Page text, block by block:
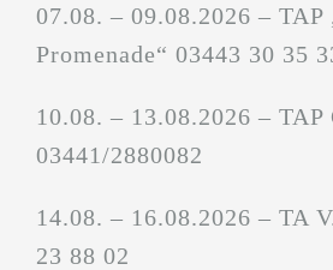
07.08. – 09.08.2026 – TAP
Promenade“ 03443 30 35
10.08. – 13.08.2026 – TAP
03441/2880082
14.08. – 16.08.2026 – TA
23 88 02